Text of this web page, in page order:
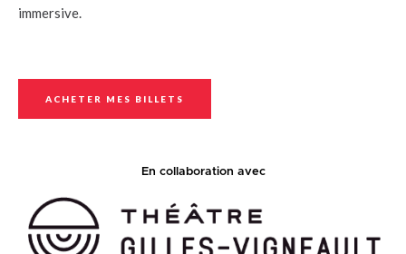
immersive.
ACHETER MES BILLETS
En collaboration avec